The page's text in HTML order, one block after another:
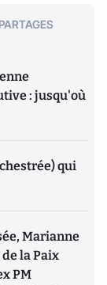
: jusqu'où
qui
Marianne
la Paix
PM